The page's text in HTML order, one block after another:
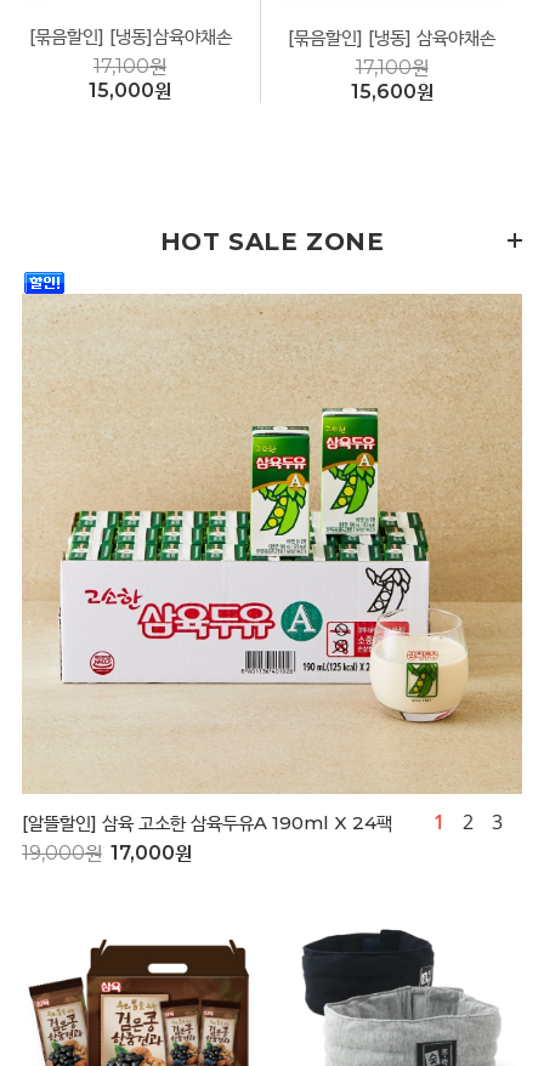
[묶음할인] [냉동]삼육야채손
만두(둥근형) 1kg *2봉 비건
(Vegan)
17,100원
15,000원
[묶음할인] [냉동] 삼육야채손
만두+김치손만두1kg*2봉 비
건(Vegan)
17,100원
15,600원
HOT SALE ZONE
[알뜰할인] 삼육 고소한 삼육두유A 190ml X 24팩
19,000원 17,000원
1 2 3